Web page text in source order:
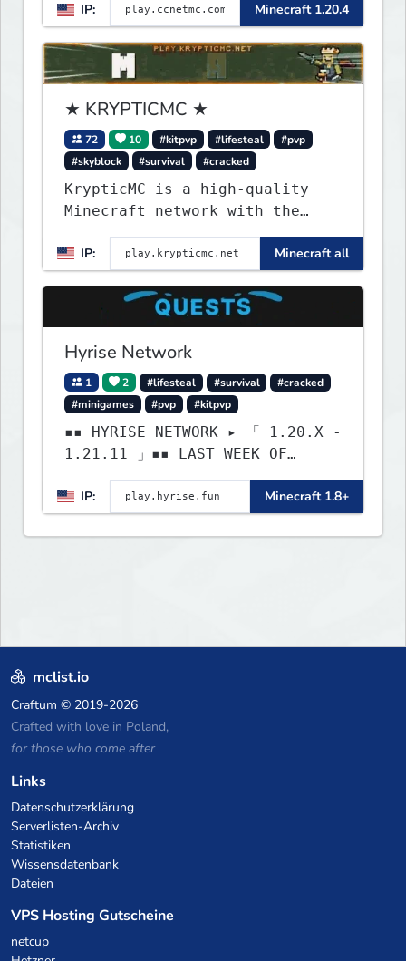
map of Earth using tanks,
warships, guns and more.
Express your creative side by
building cities that the world
will envy.
IP: Minecraft 1.20.4
★ KRYPTICMC ★
72 10 #kitpvp #lifesteal
#pvp
#skyblock
#survival #cracked
KrypticMC is a high-quality
Minecraft network with the
play. Minigames, KitPvP,
Lifesteal, Prison, Practice,
Bedwars, Skywars, & much much
IP: Minecraft all
Hyrise Network
1 2 #lifesteal #survival
#cracked
#minigames
#pvp #kitpvp
▪▪ HYRISE NETWORK ▸ 「 1.20.X -
1.21.11 」▪▪ LAST WEEK OF
LIFESTEAL! ┃ discord.gg/hyrise
IP:
Minecraft 1.8+
mclist.io
Craftum © 2019-2026
Crafted with love in Poland,
for those who come after
Links
Datenschutzerklärung
Serverlisten-Archiv
Statistiken
Wissensdatenbank
Dateien
VPS Hosting Gutscheine
netcup